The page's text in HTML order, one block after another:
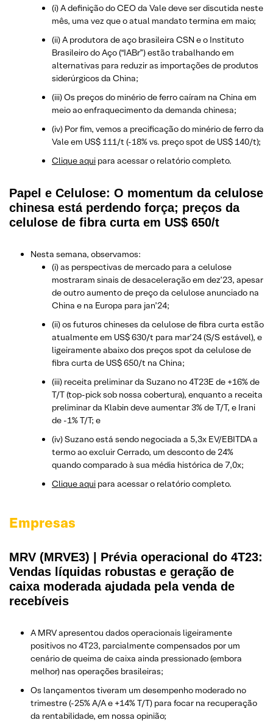
(i) A definição do CEO da Vale deve ser discutida neste
mês, uma vez que o atual mandato termina em maio;
(ii) A produtora de aço brasileira CSN e o Instituto
Brasileiro do Aço (“IABr”) estão trabalhando em
alternativas para reduzir as importações de produtos
siderúrgicos da China;
(iii) Os preços do minério de ferro caíram na China em
meio ao enfraquecimento da demanda chinesa;
(iv) Por fim, vemos a precificação do minério de ferro da
Vale em US$ 111/t (-18% vs. preço spot de US$ 140/t);
Clique aqui para acessar o relatório completo.
Papel e Celulose: O momentum da celulose
chinesa está perdendo força; preços da
celulose de fibra curta em US$ 650/t
Nesta semana, observamos:
(i) as perspectivas de mercado para a celulose
mostraram sinais de desaceleração em dez’23, apesar
de outro aumento de preço da celulose anunciado na
China e na Europa para jan’24;
(ii) os futuros chineses da celulose de fibra curta estão
atualmente em US$ 630/t para mar’24 (S/S estável), e
ligeiramente abaixo dos preços spot da celulose de
fibra curta de US$ 650/t na China;
(iii) receita preliminar da Suzano no 4T23E de +16% de
T/T (top-pick sob nossa cobertura), enquanto a receita
preliminar da Klabin deve aumentar 3% de T/T, e Irani
de -1% T/T; e
(iv) Suzano está sendo negociada a 5,3x EV/EBITDA a
termo ao excluir Cerrado, um desconto de 24%
quando comparado à sua média histórica de 7,0x;
Clique aqui para acessar o relatório completo.
Empresas
MRV (MRVE3) | Prévia operacional do 4T23:
Vendas líquidas robustas e geração de
caixa moderada ajudada pela venda de
recebíveis
A MRV apresentou dados operacionais ligeiramente
positivos no 4T23, parcialmente compensados por um
cenário de queima de caixa ainda pressionado (embora
melhor) nas operações brasileiras;
Os lançamentos tiveram um desempenho moderado no
trimestre (-25% A/A e +14% T/T) para focar na recuperação
da rentabilidade, em nossa opinião;